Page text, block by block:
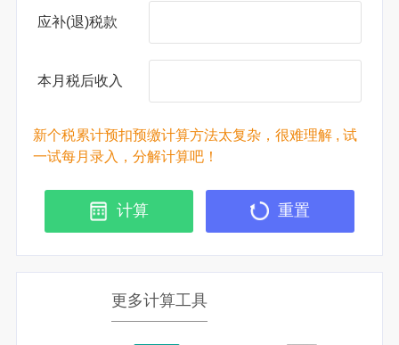
应补(退)税款
本月税后收入
新个税累计预扣预缴计算方法太复杂，很难理解 , 试
一试每月录入，分解计算吧！
计算 重置
更多计算工具